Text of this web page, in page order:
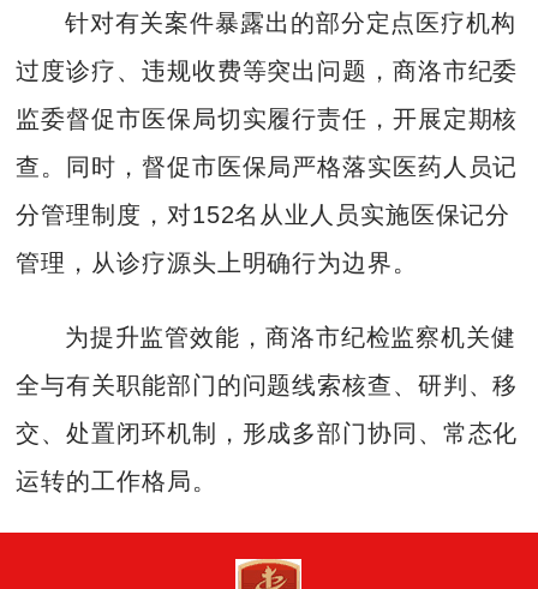
针对有关案件暴露出的部分定点医疗机构
过度诊疗、违规收费等突出问题，商洛市纪委
监委督促市医保局切实履行责任，开展定期核
查。同时，督促市医保局严格落实医药人员记
分管理制度，对152名从业人员实施医保记分
管理，从诊疗源头上明确行为边界。
为提升监管效能，商洛市纪检监察机关健
全与有关职能部门的问题线索核查、研判、移
交、处置闭环机制，形成多部门协同、常态化
运转的工作格局。